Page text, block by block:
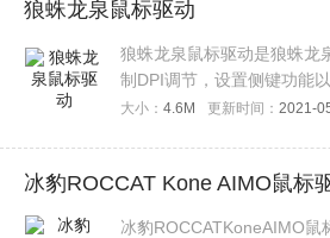
狼蛛龙泉鼠标驱动
狼蛛龙泉鼠标驱动是狼蛛龙
制DPI调节，设置侧键功能
大小： 4.6M 更新时间： 2021-
冰豹ROCCAT Kone AIMO鼠标
冰豹ROCCATKoneAIMO